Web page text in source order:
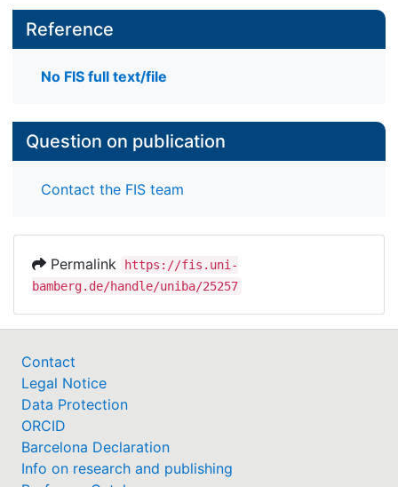
Reference
No FIS full text/file
Question on publication
Contact the FIS team
Permalink
https://fis.uni-
bamberg.de/handle/uniba/25257
Contact
Legal Notice
Data Protection
ORCID
Barcelona Declaration
Info on research and publishing